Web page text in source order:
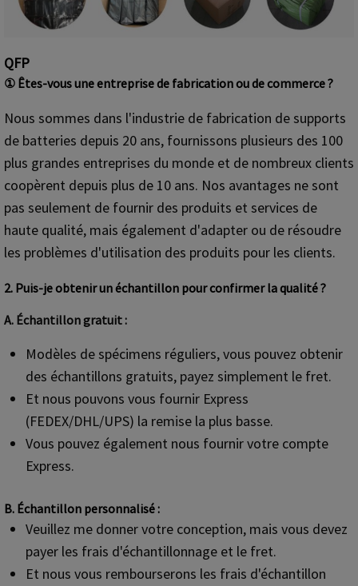
QFP
① Êtes-vous une entreprise de fabrication ou de commerce ?
Nous sommes dans l'industrie de fabrication de supports
de batteries depuis 20 ans, fournissons plusieurs des 100
plus grandes entreprises du monde et de nombreux clients
coopèrent depuis plus de 10 ans. Nos avantages ne sont
pas seulement de fournir des produits et services de
haute qualité, mais également d'adapter ou de résoudre
les problèmes d'utilisation des produits pour les clients.
2. Puis-je obtenir un échantillon pour confirmer la qualité ?
A. Échantillon gratuit :
Modèles de spécimens réguliers, vous pouvez obtenir
des échantillons gratuits, payez simplement le fret.
Et nous pouvons vous fournir Express
(FEDEX/DHL/UPS) la remise la plus basse.
Vous pouvez également nous fournir votre compte
Express.
B. Échantillon personnalisé :
Veuillez me donner votre conception, mais vous devez
payer les frais d'échantillonnage et le fret.
Et nous vous rembourserons les frais d'échantillon